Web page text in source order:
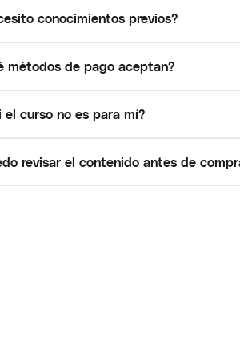
conocimientos previos?
métodos de pago aceptan?
el curso no es para mí?
revisar el contenido antes de